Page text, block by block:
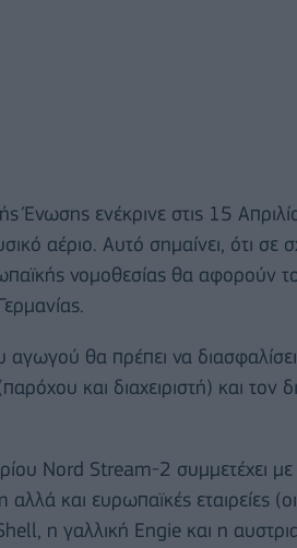
Ένωσης ενέκρινε στις 15
αέριο. Αυτό σημαίνει, ότι σε
νομοθεσίας θα αφορούν
θα πρέπει να
και διαχειριστή) και τον
Nord Stream-2 συμμετέχει με
και ευρωπαϊκές εταιρείες
η γαλλική Engie και η